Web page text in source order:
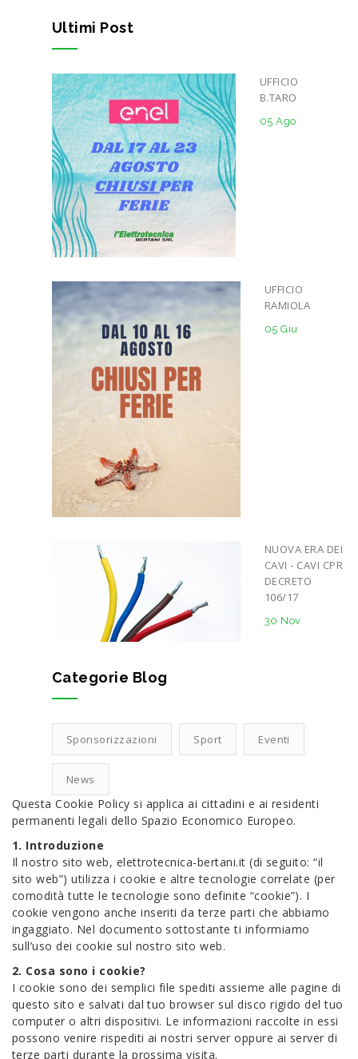
Ultimi Post
UFFICIO
B.TARO
05 Ago
UFFICIO
RAMIOLA
05 Giu
NUOVA ERA DEI
CAVI - CAVI CPR
DECRETO
106/17
30 Nov
Categorie Blog
Sponsorizzazioni Sport Eventi
News
Questa Cookie Policy si applica ai cittadini e ai residenti
permanenti legali dello Spazio Economico Europeo.
1. Introduzione
Il nostro sito web, elettrotecnica-bertani.it (di seguito: “il
sito web”) utilizza i cookie e altre tecnologie correlate (per
comodità tutte le tecnologie sono definite “cookie”). I
cookie vengono anche inseriti da terze parti che abbiamo
ingaggiato. Nel documento sottostante ti informiamo
sull’uso dei cookie sul nostro sito web.
2. Cosa sono i cookie?
I cookie sono dei semplici file spediti assieme alle pagine di
questo sito e salvati dal tuo browser sul disco rigido del tuo
computer o altri dispositivi. Le informazioni raccolte in essi
possono venire rispediti ai nostri server oppure ai server di
terze parti durante la prossima visita.